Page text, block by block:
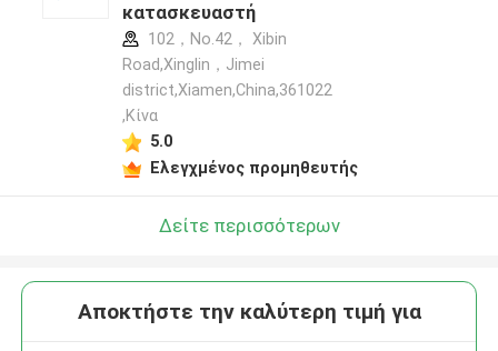
κατασκευαστή
102，No.42， Xibin
Road,Xinglin，Jimei
district,Xiamen,China,361022
,Κίνα
5.0
Ελεγχμένος προμηθευτής
Δείτε περισσότερων
Αποκτήστε την καλύτερη τιμή για